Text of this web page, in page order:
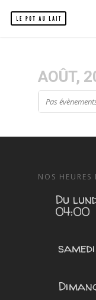
AOÛT,
Pas
NOS HEURES
Du
04:00